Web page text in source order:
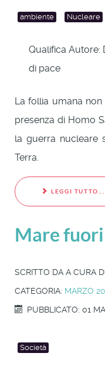
ambiente Nucleare
Qualifica Autore:
di pace
La follia umana
presenza di Homo
la guerra nucleare
Terra.
LEGGI TUTTO...
Mare fuori
SCRITTO DA A CURA
CATEGORIA: MARZO
PUBBLICATO: 01
Società